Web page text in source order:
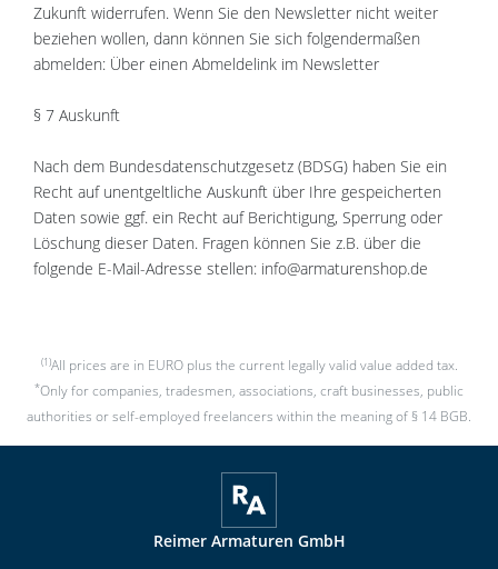
Zukunft widerrufen. Wenn Sie den Newsletter nicht weiter
beziehen wollen, dann können Sie sich folgendermaßen
abmelden: Über einen Abmeldelink im Newsletter
§ 7 Auskunft
Nach dem Bundesdatenschutzgesetz (BDSG) haben Sie ein
Recht auf unentgeltliche Auskunft über Ihre gespeicherten
Daten sowie ggf. ein Recht auf Berichtigung, Sperrung oder
Löschung dieser Daten. Fragen können Sie z.B. über die
folgende E-Mail-Adresse stellen: info@armaturenshop.de
(1)All prices are in EURO plus the current legally valid value added tax.
*Only for companies, tradesmen, associations, craft businesses, public
authorities or self-employed freelancers within the meaning of § 14 BGB.
Reimer Armaturen GmbH